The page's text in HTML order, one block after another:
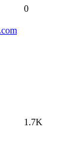
0
1.7K